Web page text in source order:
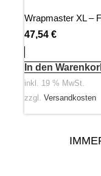
Wrapmaster XL –
47,54 €
In den
inkl. 19 % MwSt.
zzgl. Versandkosten